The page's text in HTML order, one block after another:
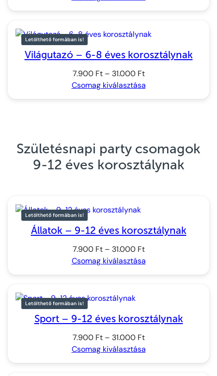
–
Letölthető formában is!
Világutazó – 6-8 éves korosztálynak
7.900 Ft – 31.000 FtÁrtartomány:
7.900 Ft
–
Csomag kiválasztása
Születésnapi party csomagok
9-12 éves korosztálynak
Letölthető formában is!
Állatok – 9-12 éves korosztálynak
7.900 Ft – 31.000 FtÁrtartomány:
7.900 Ft
Csomag kiválasztása
Letölthető formában is!
Sport – 9-12 éves korosztálynak
7.900 Ft – 31.000 FtÁrtartomány:
7.900 Ft
Csomag kiválasztása